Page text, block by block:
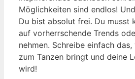
Möglichkeiten sind endlos!
Du bist absolut frei. Du musst
auf vorherrschende Trends
nehmen. Schreibe einfach
zum Tanzen bringt und deine
wird!